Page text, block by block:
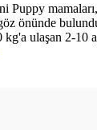
önünde
kg'a ulaşan 2-